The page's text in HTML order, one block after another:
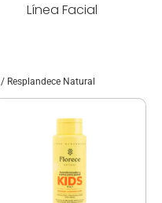
Línea Facial
/ Resplandece Natural